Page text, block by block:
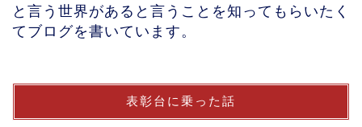
と言う世界があると言うことを知ってもらいたく
てブログを書いています。
表彰台に乗った話